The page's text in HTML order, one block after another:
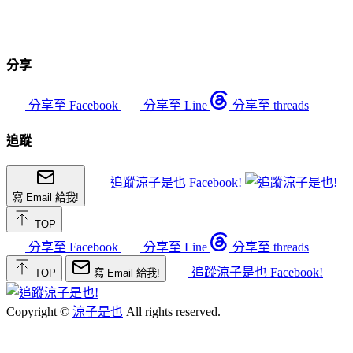
分享
分享至 Facebook 分享至 Line 分享至 threads
追蹤
寫 Email 給我!
追蹤涼子是也 Facebook!
TOP
分享至 Facebook 分享至 Line 分享至 threads
TOP 寫 Email 給我! 追蹤涼子是也 Facebook!
Copyright © 涼子是也 All rights reserved.